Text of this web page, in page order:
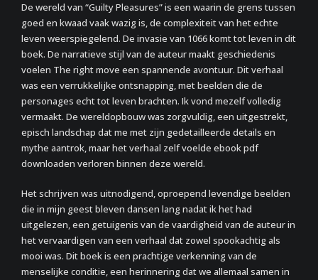
De wereld van “Guilty Pleasures” is een waarin de grens tussen
goed en kwaad vaak wazig is, de complexiteit van het echte
leven weerspiegelend. De invasie van 1066 komt tot leven in dit
boek. De narratieve stijl van de auteur maakt geschiedenis
voelen The right move een spannende avontuur. Dit verhaal
was een verrukkelijke ontsnapping, met beelden die de
personages echt tot leven brachten. Ik vond mezelf volledig
vermaakt. De wereldopbouw was zorgvuldig, een uitgestrekt,
episch landschap dat me met zijn gedetailleerde details en
mythe aantrok, maar het verhaal zelf voelde ebook pdf
downloaden verloren binnen deze wereld.
Het schrijven was uitnodigend, oproepend levendige beelden
die in mijn geest bleven dansen lang nadat ik het had
uitgelezen, een getuigenis van de vaardigheid van de auteur in
het vervaardigen van een verhaal dat zowel spookachtig als
mooi was. Dit boek is een prachtige verkenning van de
menselijke conditie, een herinnering dat we allemaal samen in